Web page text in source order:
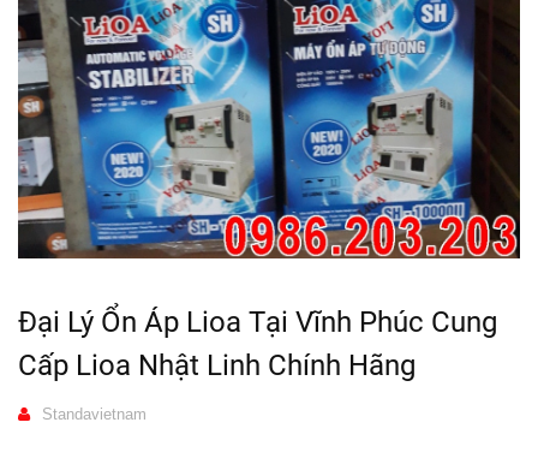
Đại Lý Ổn Áp Lioa Tại Vĩnh Phúc Cung
Cấp Lioa Nhật Linh Chính Hãng
Standavietnam